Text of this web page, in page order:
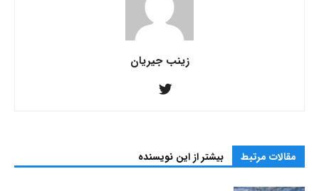
زینب جیریان
مقالات مرتبط بیشتر از این نویسنده